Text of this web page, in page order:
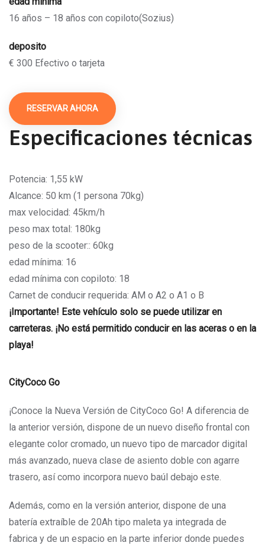
16 años – 18 años con copiloto(Sozius)
deposito
€ 300 Efectivo o tarjeta
RESERVAR AHORA
Especificaciones técnicas
Potencia: 1,55 kW
Alcance: 50 km (1 persona 70kg)
max velocidad: 45km/h
peso max total: 180kg
peso de la scooter:: 60kg
edad mínima: 16
edad mínima con copiloto: 18
Carnet de conducir requerida: AM o A2 o A1 o B
¡Importante! Este vehículo solo se puede utilizar en
carreteras. ¡No está permitido conducir en las aceras o en la
playa!
CityCoco Go
¡Conoce la Nueva Versión de CityCoco Go! A diferencia de
la anterior versión, dispone de un nuevo diseño frontal con
elegante color cromado, un nuevo tipo de marcador digital
más avanzado, nueva clase de asiento doble con agarre
trasero, así como incorpora nuevo baúl debajo este.
Además, como en la versión anterior, dispone de una
batería extraíble de 20Ah tipo maleta ya integrada de
fabrica y de un espacio en la parte inferior donde puedes